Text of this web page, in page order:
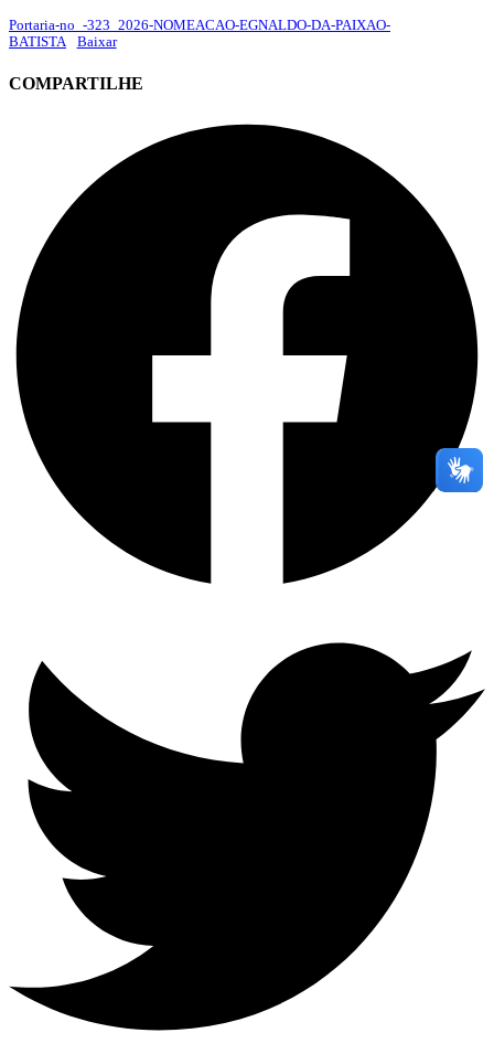
Portaria-no_-323_2026-NOMEACAO-EGNALDO-DA-PAIXAO-
BATISTA
Baixar
COMPARTILHE